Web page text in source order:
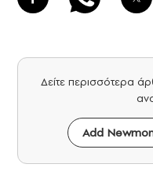
Δείτε περισσότερα
Add